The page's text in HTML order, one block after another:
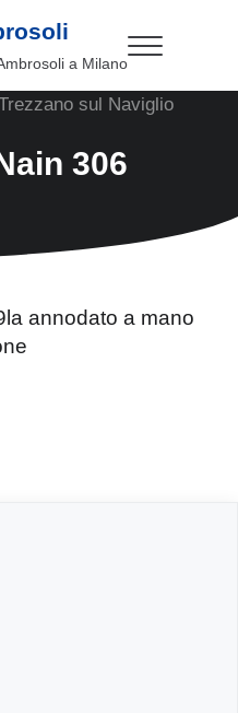
a Milano Menu
306
annodato a mano